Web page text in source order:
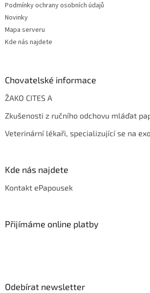
Podmínky ochrany osobních údajů
Novinky
Mapa serveru
Kde nás najdete
Chovatelské informace
ŽAKO CITES A
Zkušenosti z ručního odchovu mláďat
Veterinární lékaři, specializující se na
Kde nás najdete
Kontakt ePapousek
Přijímáme online platby
Odebírat newsletter